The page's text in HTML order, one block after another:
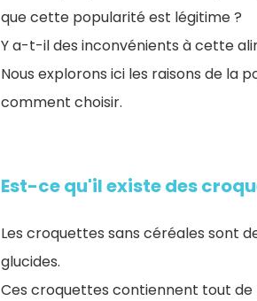
que cette popularité est légitime ?
Y a-t-il des inconvénients à cette
Nous explorons ici les raisons de la
comment choisir.
Est-ce qu'il existe des
Les croquettes sans céréales sont
glucides.
Ces croquettes contiennent tout de